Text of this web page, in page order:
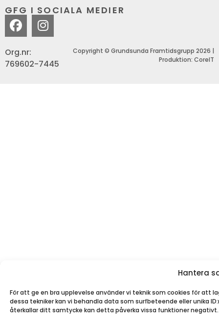
Hantera
För att ge en bra upplevelse använder vi teknik som cookies för
dessa tekniker kan vi behandla data som surfbeteende eller unika
återkallar ditt samtycke kan detta påverka vissa funktioner negativt.
GFG I SOCIALA MEDIER
Org.nr:
769602-7445
Copyright © Grundsunda Framtidsgrupp 2026 |
Produktion: CoreIT